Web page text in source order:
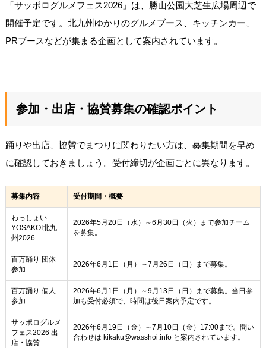
「サッポログルメフェス2026」は、勝山公園大芝生広場周辺で
開催予定です。北九州ゆかりのグルメブース、キッチンカー、
PRブースなどが集まる企画として案内されています。
参加・出店・協賛募集の確認ポイント
踊りや出店、協賛でまつりに関わりたい方は、募集期間を早め
に確認しておきましょう。受付締切が企画ごとに異なります。
募集内容 受付期間・概要
わっしょい
YOSAKOI北九
州2026
2026年5月20日（水）～6月30日（火）まで参加チーム
を募集。
百万踊り 団体
参加
2026年6月1日（月）～7月26日（日）まで募集。
百万踊り 個人
参加
2026年6月1日（月）～9月13日（日）まで募集。当日参
加も受付必須で、時間は後日案内予定です。
サッポログルメ
フェス2026 出
店・協賛
2026年6月19日（金）～7月10日（金）17:00まで。問い
合わせは kikaku@wasshoi.info と案内されています。